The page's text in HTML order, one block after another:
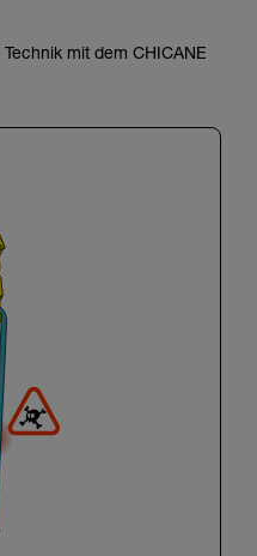
mit dem CHICANE